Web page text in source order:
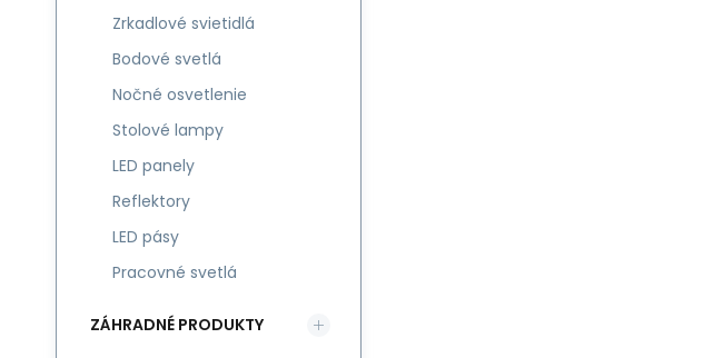
Zrkadlové svietidlá
Bodové svetlá
Nočné osvetlenie
Stolové lampy
LED panely
Reflektory
LED pásy
Pracovné svetlá
ZÁHRADNÉ PRODUKTY